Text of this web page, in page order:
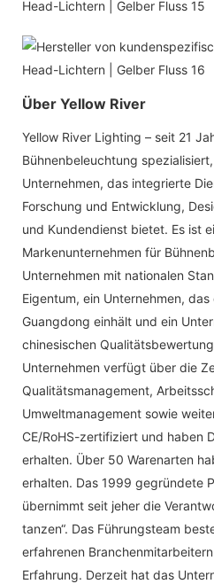
Über Yellow River
Yellow River Lighting – seit 21
Bühnenbeleuchtung
Unternehmen, das integrierte
Forschung und Entwicklung,
und Kundendienst bietet. Es ist
Markenunternehmen für
Unternehmen mit nationalen
Eigentum, ein Unternehmen,
Guangdong einhält und ein
chinesischen
Unternehmen verfügt über die
Qualitätsmanagement,
Umweltmanagement sowie
CE/RoHS-zertifiziert und haben
erhalten. Über 50 Warenarten
erhalten. Das 1999 gegründete
übernimmt seit jeher die
tanzen“. Das Führungsteam
erfahrenen
Erfahrung. Derzeit hat das